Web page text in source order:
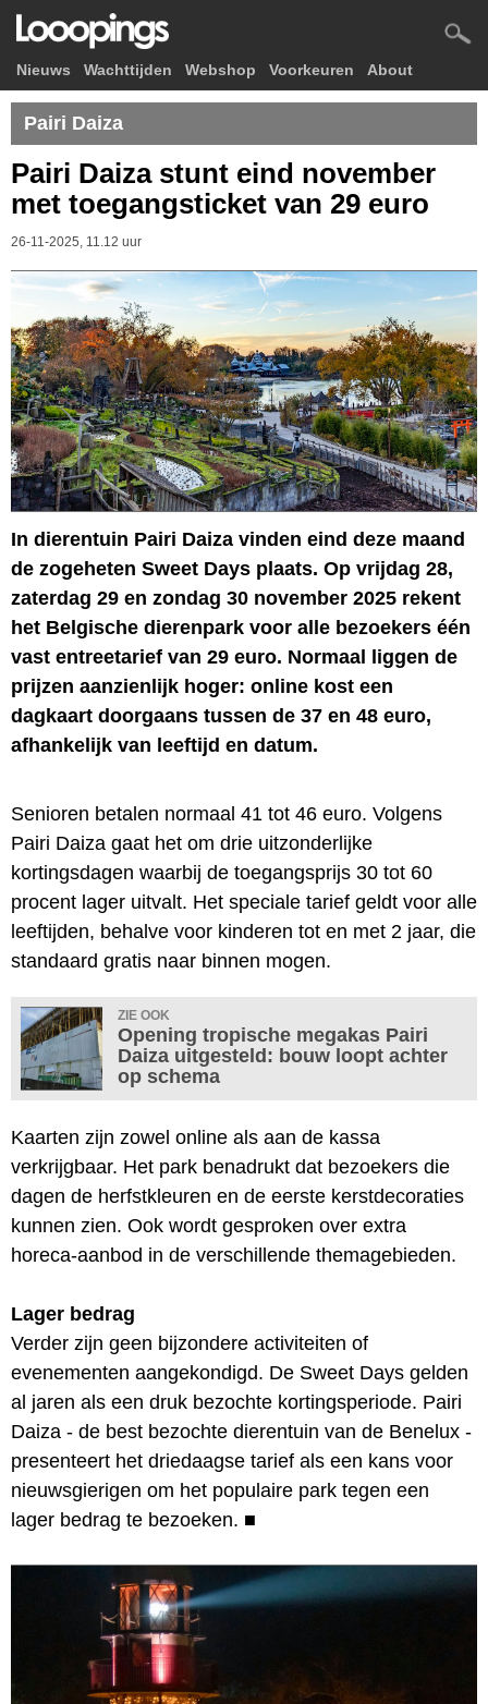
Nieuws Wachttijden Webshop Voorkeuren About
Pairi Daiza
Pairi Daiza stunt eind november
met toegangsticket van 29 euro
26-11-2025, 11.12 uur
In dierentuin Pairi Daiza vinden eind deze maand
de zogeheten Sweet Days plaats. Op vrijdag 28,
zaterdag 29 en zondag 30 november 2025 rekent
het Belgische dierenpark voor alle bezoekers één
vast entreetarief van 29 euro. Normaal liggen de
prijzen aanzienlijk hoger: online kost een
dagkaart doorgaans tussen de 37 en 48 euro,
afhankelijk van leeftijd en datum.
Senioren betalen normaal 41 tot 46 euro. Volgens
Pairi Daiza gaat het om drie uitzonderlijke
kortingsdagen waarbij de toegangsprijs 30 tot 60
procent lager uitvalt. Het speciale tarief geldt voor alle
leeftijden, behalve voor kinderen tot en met 2 jaar, die
standaard gratis naar binnen mogen.
ZIE OOK
Opening tropische megakas Pairi
Daiza uitgesteld: bouw loopt achter
op schema
Kaarten zijn zowel online als aan de kassa
verkrijgbaar. Het park benadrukt dat bezoekers die
dagen de herfstkleuren en de eerste kerstdecoraties
kunnen zien. Ook wordt gesproken over extra
horeca-aanbod in de verschillende themagebieden.
Lager bedrag
Verder zijn geen bijzondere activiteiten of
evenementen aangekondigd. De Sweet Days gelden
al jaren als een druk bezochte kortingsperiode. Pairi
Daiza - de best bezochte dierentuin van de Benelux -
presenteert het driedaagse tarief als een kans voor
nieuwsgierigen om het populaire park tegen een
lager bedrag te bezoeken. ■